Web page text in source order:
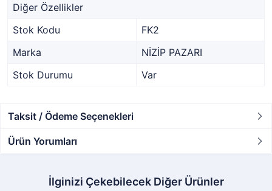
Diğer Özellikler
Stok Kodu
FK2
Marka
NİZİP PAZARI
Stok Durumu
Var
Taksit / Ödeme Seçenekleri
Ürün Yorumları
İlginizi Çekebilecek Diğer Ürünler